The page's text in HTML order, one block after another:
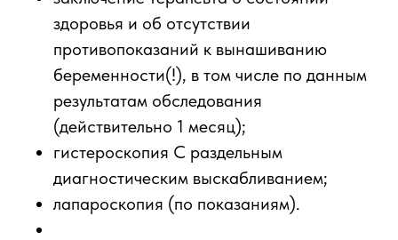
здоровья и об отсутствии
противопоказаний к вынашиванию
беременности(!), в том числе по данным
результатам обследования
(действительно 1 месяц);
гистероскопия С раздельным
диагностическим выскабливанием;
лапароскопия (по показаниям).